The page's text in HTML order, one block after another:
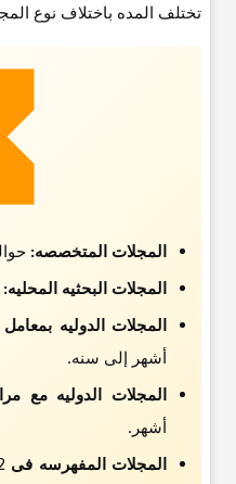
تختلف المده باختلاف نوع
المجلات المتخصصه: حوالی
المجلات البحثیه المحلیه:
المجلات الدولیه
أشهر إلى سنه.
المجلات الدولیه مع
أشهر.
المجلات المفهرسه فی ISI / Scopus: